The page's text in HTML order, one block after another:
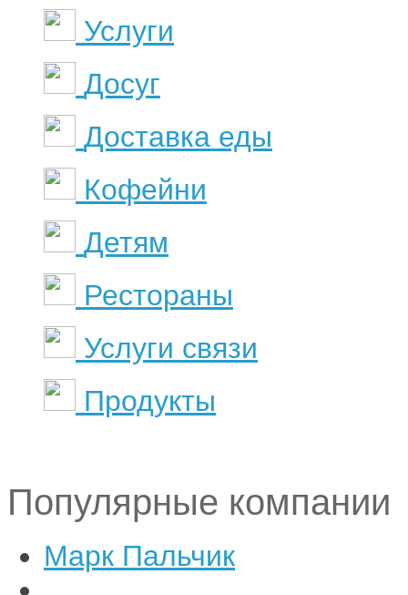
Услуги
Досуг
Доставка еды
Кофейни
Детям
Рестораны
Услуги связи
Продукты
Популярные компании
Марк Пальчик